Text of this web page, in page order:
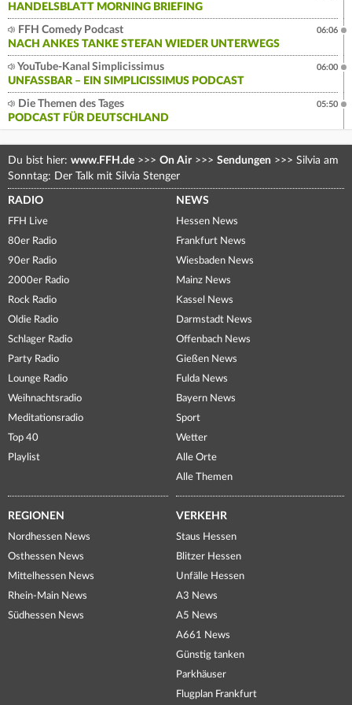
HANDELSBLATT MORNING BRIEFING
FFH Comedy Podcast
NACH ANKES TANKE STEFAN WIEDER UNTERWEGS
06:06
YouTube-Kanal Simplicissimus
UNFASSBAR – EIN SIMPLICISSIMUS PODCAST
06:00
Die Themen des Tages
PODCAST FÜR DEUTSCHLAND
05:50
Du bist hier: www.FFH.de >>> On Air >>> Sendungen >>> Silvia am
Sonntag: Der Talk mit Silvia Stenger
RADIO
FFH Live
80er Radio
90er Radio
2000er Radio
Rock Radio
Oldie Radio
Schlager Radio
Party Radio
Lounge Radio
Weihnachtsradio
Meditationsradio
Top 40
Playlist
NEWS
Hessen News
Frankfurt News
Wiesbaden News
Mainz News
Kassel News
Darmstadt News
Offenbach News
Gießen News
Fulda News
Bayern News
Sport
Wetter
Alle Orte
Alle Themen
REGIONEN
Nordhessen News
Osthessen News
Mittelhessen News
Rhein-Main News
Südhessen News
VERKEHR
Staus Hessen
Blitzer Hessen
Unfälle Hessen
A3 News
A5 News
A661 News
Günstig tanken
Parkhäuser
Flugplan Frankfurt